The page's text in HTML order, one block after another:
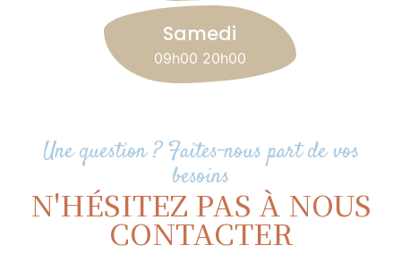
Samedi
09h00 20h00
Une question ? Faites-nous part de vos
besoins
N'HÉSITEZ PAS À NOUS
CONTACTER